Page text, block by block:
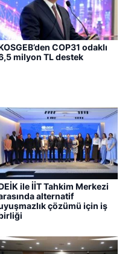
COP31 odaklı
milyon TL destek
ile İİT Tahkim Merkezi
alternatif
çözümü için iş